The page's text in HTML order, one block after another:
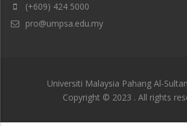
(+609) 424 5000
pro@umpsa.edu.my
Universiti Malaysia Pahang Al-
Copyright © 2023 . All rights